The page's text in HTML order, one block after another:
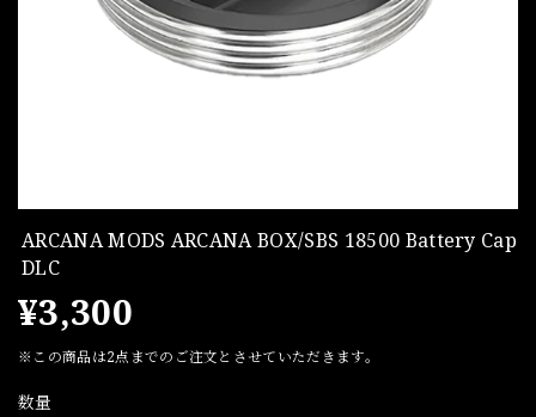
ARCANA MODS ARCANA BOX/SBS 18500 Battery Cap
DLC
¥3,300
※この商品は2点までのご注文とさせていただきます。
数量